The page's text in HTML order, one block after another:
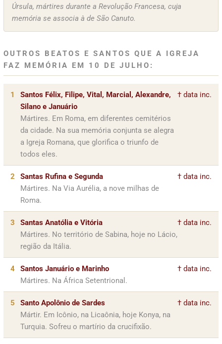
Úrsula, mártires durante a Revolução Francesa, cuja
memória se associa à de São Canuto.
OUTROS BEATOS E SANTOS QUE A IGREJA
FAZ MEMÓRIA EM 10 DE JULHO:
1
Santos Félix, Filipe, Vital, Marcial, Alexandre,
Silano e Januário
Mártires. Em Roma, em diferentes cemitérios
da cidade. Na sua memória conjunta se alegra
a Igreja Romana, que glorifica o triunfo de
todos eles.
† data inc.
2
Santas Rufina e Segunda
Mártires. Na Via Aurélia, a nove milhas de
Roma.
† data inc.
3
Santas Anatólia e Vitória
Mártires. No território de Sabina, hoje no Lácio,
região da Itália.
† data inc.
4
Santos Januário e Marinho
Mártires. Na África Setentrional.
† data inc.
5
Santo Apolônio de Sardes
Mártir. Em Icônio, na Licaônia, hoje Konya, na
Turquia. Sofreu o martírio da crucifixão.
† data inc.